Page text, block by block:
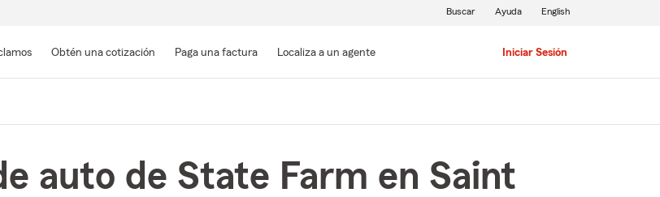
contenido
Obtén una cotización Paga una factura Localiza a un agente Iniciar Sesión
Buscar Ayuda English
auto de State Farm en Saint